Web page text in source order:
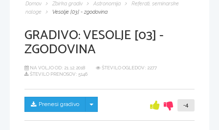
Domov Zbirka gradiv Astronomija
Referati, seminarske
naloge
Vesolje [03] - zgodovina
GRADIVO:VESOLJE [03] -
ZGODOVINA
NA VOLJO OD: 21.12.2018
ŠTEVILO OGLEDOV: 2277
ŠTEVILO PRENOSOV: 5146
Prenesi gradivo Skrij/prikaži meni -4